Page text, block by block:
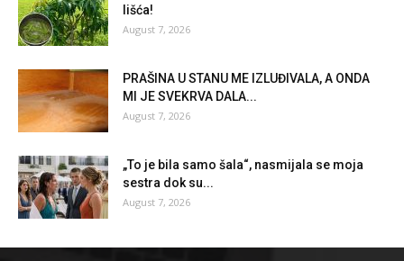
lišća!
August 7, 2026
PRAŠINA U STANU ME IZLUĐIVALA, A ONDA
MI JE SVEKRVA DALA...
August 7, 2026
„To je bila samo šala“, nasmijala se moja
sestra dok su...
August 7, 2026